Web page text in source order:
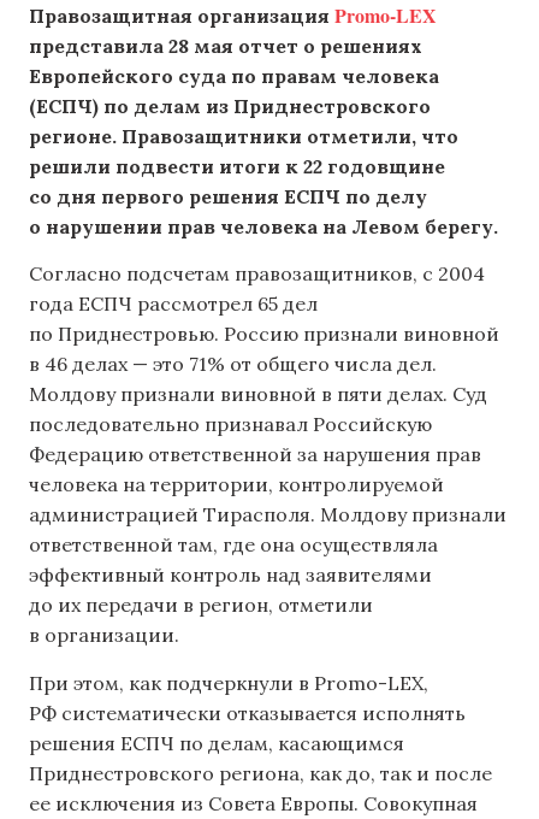
Правозащитная организация Promo-LEX
представила 28 мая отчет о решениях
Европейского суда по правам человека
(ЕСПЧ) по делам из Приднестровского
регионе. Правозащитники отметили, что
решили подвести итоги к 22 годовщине
со дня первого решения ЕСПЧ по делу
о нарушении прав человека на Левом берегу.
Согласно подсчетам правозащитников, с 2004
года ЕСПЧ рассмотрел 65 дел
по Приднестровью. Россию признали виновной
в 46 делах — это 71% от общего числа дел.
Молдову признали виновной в пяти делах. Суд
последовательно признавал Российскую
Федерацию ответственной за нарушения прав
человека на территории, контролируемой
администрацией Тирасполя. Молдову признали
ответственной там, где она осуществляла
эффективный контроль над заявителями
до их передачи в регион, отметили
в организации.
При этом, как подчеркнули в Promo-LEX,
РФ систематически отказывается исполнять
решения ЕСПЧ по делам, касающимся
Приднестровского региона, как до, так и после
ее исключения из Совета Европы. Совокупная